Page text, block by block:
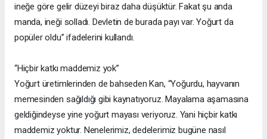
ineğe göre gelir düzeyi biraz daha düşüktür. Fakat şu anda
manda, ineği solladı. Devletin de burada payı var. Yoğurt da
popüler oldu” ifadelerini kullandı.
“Hiçbir katkı maddemiz yok”
Yoğurt üretimlerinden de bahseden Kan, “Yoğurdu, hayvanın
memesinden sağıldığı gibi kaynatıyoruz. Mayalama aşamasına
geldiğindeyse yine yoğurt mayası veriyoruz. Yani hiçbir katkı
maddemiz yoktur. Nenelerimiz, dedelerimiz bugüne nasıl